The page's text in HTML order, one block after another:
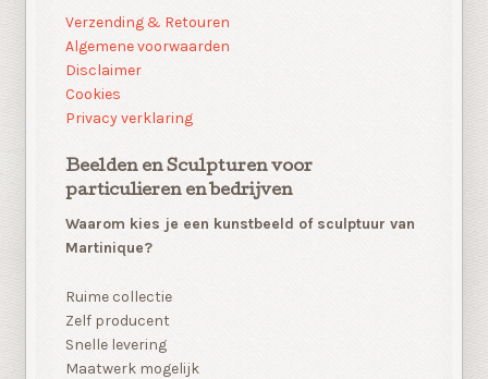
Verzending & Retouren
Algemene voorwaarden
Disclaimer
Cookies
Privacy verklaring
Beelden en Sculpturen voor
particulieren en bedrijven
Waarom kies je een kunstbeeld of sculptuur van
Martinique?
Ruime collectie
Zelf producent
Snelle levering
Maatwerk mogelijk